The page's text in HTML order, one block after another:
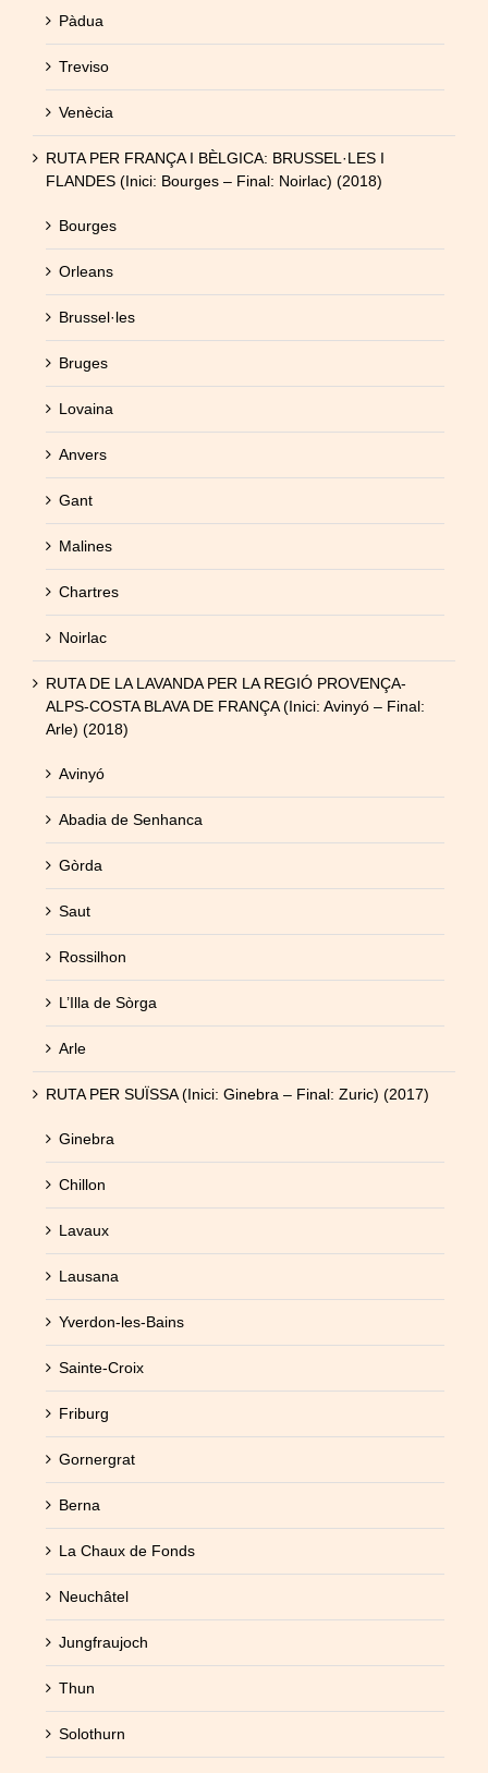
Pàdua
Treviso
Venècia
RUTA PER FRANÇA I BÈLGICA: BRUSSEL·LES I
FLANDES (Inici: Bourges – Final: Noirlac) (2018)
Bourges
Orleans
Brussel·les
Bruges
Lovaina
Anvers
Gant
Malines
Chartres
Noirlac
RUTA DE LA LAVANDA PER LA REGIÓ PROVENÇA-
ALPS-COSTA BLAVA DE FRANÇA (Inici: Avinyó – Final:
Arle) (2018)
Avinyó
Abadia de Senhanca
Gòrda
Saut
Rossilhon
L’Illa de Sòrga
Arle
RUTA PER SUÏSSA (Inici: Ginebra – Final: Zuric) (2017)
Ginebra
Chillon
Lavaux
Lausana
Yverdon-les-Bains
Sainte-Croix
Friburg
Gornergrat
Berna
La Chaux de Fonds
Neuchâtel
Jungfraujoch
Thun
Solothurn